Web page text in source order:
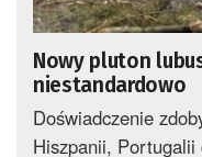
Nowy pluton
niestandardowo
Doświadczenie
Hiszpanii,